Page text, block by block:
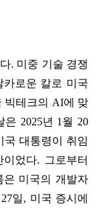
. 미중 기술 경쟁
로운 칼로 미국
빅테크의 AI에 맞
은 2025년 1월 20
국 대통령이 취임
었다. 그로부터
은 미국의 개발자
일, 미국 증시에